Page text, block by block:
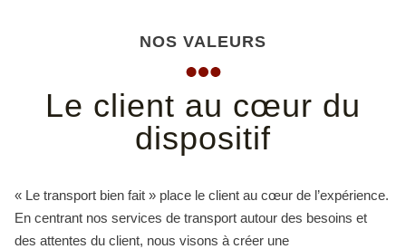
NOS VALEURS
Le client au cœur du
dispositif
« Le transport bien fait » place le client au cœur de l’expérience.
En centrant nos services de transport autour des besoins et
des attentes du client, nous visons à créer une